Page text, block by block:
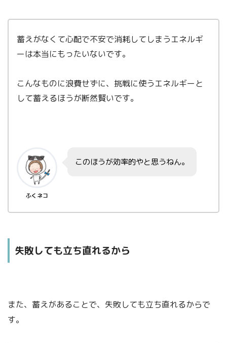
蓄えがなくて心配で不安で消耗してしまうエネルギ
ーは本当にもったいないです。
こんなものに浪費せずに、挑戦に使うエネルギーと
して蓄えるほうが断然賢いです。
ふくネコ
このほうが効率的やと思うねん。
失敗しても立ち直れるから
また、蓄えがあることで、失敗しても立ち直れるからで
す。